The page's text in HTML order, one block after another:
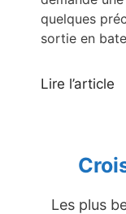
quelques
sortie en
Lire l’article
Les plus